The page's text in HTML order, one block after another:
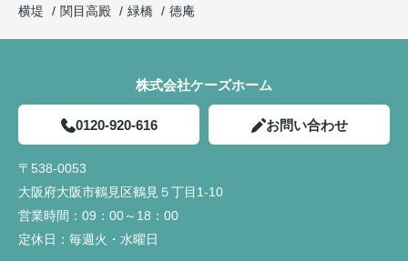
横堤
関目高殿 緑橋 徳庵
株式会社ケーズホーム
0120-920-616 お問い合わせ
〒538-0053
大阪府大阪市鶴見区鶴見５丁目1-10
営業時間： 09：00～18：00
定休日： 毎週火・水曜日